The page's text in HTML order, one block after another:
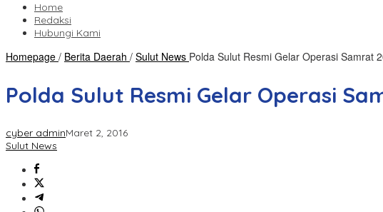
Home
Redaksi
Hubungi Kami
Homepage / Berita Daerah / Sulut News Polda Sulut Resmi Gelar Operasi Samrat
Polda Sulut Resmi Gelar Operasi
cyber adminMaret 2, 2016
Sulut News